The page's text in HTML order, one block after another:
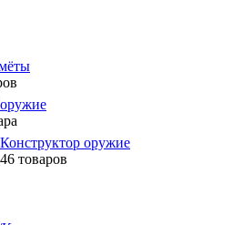
Конструктор оружие
46 товаров